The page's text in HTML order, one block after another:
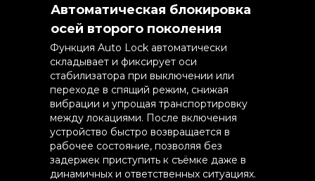
Автоматическая блокировка
осей второго поколения
Функция Auto Lock автоматически
складывает и фиксирует оси
стабилизатора при выключении или
переходе в спящий режим, снижая
вибрации и упрощая транспортировку
между локациями. После включения
устройство быстро возвращается в
рабочее состояние, позволяя без
задержек приступить к съёмке даже в
динамичных и ответственных ситуациях.